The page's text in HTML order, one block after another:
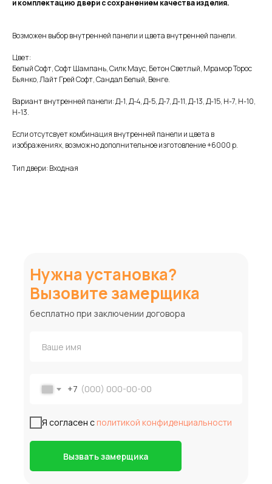
и комплектацию двери с сохранением качества изделия.
Возможен выбор внутренней панели и цвета внутренней панели.
Цвет:
Белый Софт, Софт Шампань, Силк Маус, Бетон Светлый, Мрамор Торос
Бьянко, Лайт Грей Софт, Сандал Белый, Венге.
Вариант внутренней панели: Д-1, Д-4, Д-5, Д-7, Д-11, Д-13, Д-15, Н-7, Н-10,
Н-13.
Если отсутсвует комбинация внутренней панели и цвета в
изображениях, возможно дополнительное изготовление +6000 р.
Тип двери: Входная
Нужна установка?
Вызовите замерщика
+7
Я согласен с политикой конфиденциальности
Вызвать замерщика
бесплатно при заключении договора